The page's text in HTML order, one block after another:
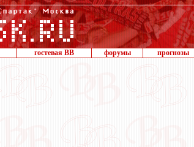
гостевая ВВ форумы прогнозы